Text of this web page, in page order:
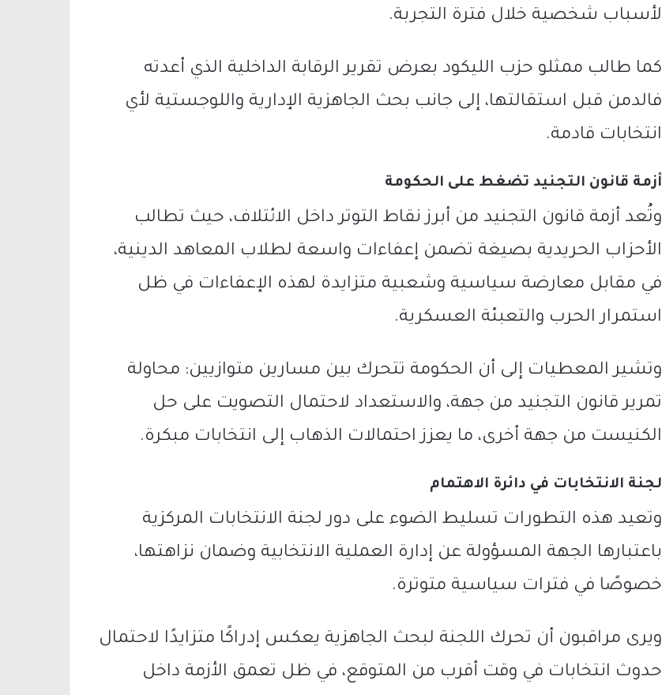
لأسباب شخصية خلال فترة التجربة.
كما طالب ممثلو حزب الليكود بعرض تقرير الرقابة الداخلية الذي أعدته
فالدمن قبل استقالتها، إلى جانب بحث الجاهزية الإدارية واللوجستية لأي
انتخابات قادمة.
أزمة قانون التجنيد تضغط على الحكومة
وتُعد أزمة قانون التجنيد من أبرز نقاط التوتر داخل الائتلاف، حيث تطالب
الأحزاب الحريدية بصيغة تضمن إعفاءات واسعة لطلاب المعاهد الدينية،
في مقابل معارضة سياسية وشعبية متزايدة لهذه الإعفاءات في ظل
استمرار الحرب والتعبئة العسكرية.
وتشير المعطيات إلى أن الحكومة تتحرك بين مسارين متوازيين: محاولة
تمرير قانون التجنيد من جهة، والاستعداد لاحتمال التصويت على حل
الكنيست من جهة أخرى، ما يعزز احتمالات الذهاب إلى انتخابات مبكرة.
لجنة الانتخابات في دائرة الاهتمام
وتعيد هذه التطورات تسليط الضوء على دور لجنة الانتخابات المركزية
باعتبارها الجهة المسؤولة عن إدارة العملية الانتخابية وضمان نزاهتها،
خصوصًا في فترات سياسية متوترة.
ويرى مراقبون أن تحرك اللجنة لبحث الجاهزية يعكس إدراكًا متزايدًا لاحتمال
حدوث انتخابات في وقت أقرب من المتوقع، في ظل تعمق الأزمة داخل